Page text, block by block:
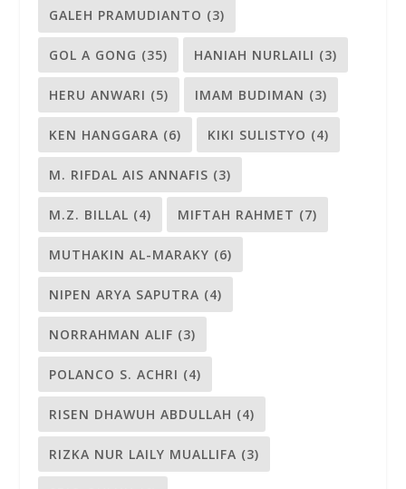
KONTAK
Alamat:Komplek Hegar Alam No. 40, Kampung Ciloang,
Sumurpecung, Kec. Serang, Kota Serang, Banten 42118.
Surel:redaksi@kurungbuka.com
KIRIM TULISAN
Cara Kirim Tulisan
Penulis dan Kontributor